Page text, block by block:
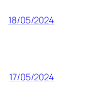
18/05/2024
17/05/2024